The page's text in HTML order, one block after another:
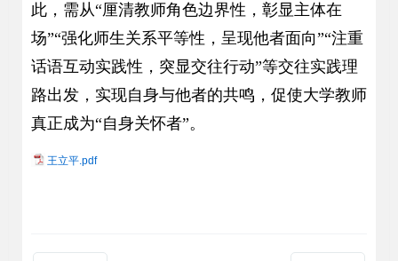
此，需从“厘清教师角色边界性，彰显主体在
场”“强化师生关系平等性，呈现他者面向”“注重
话语互动实践性，突显交往行动”等交往实践理
路出发，实现自身与他者的共鸣，促使大学教师
真正成为“自身关怀者”。
王立平.pdf